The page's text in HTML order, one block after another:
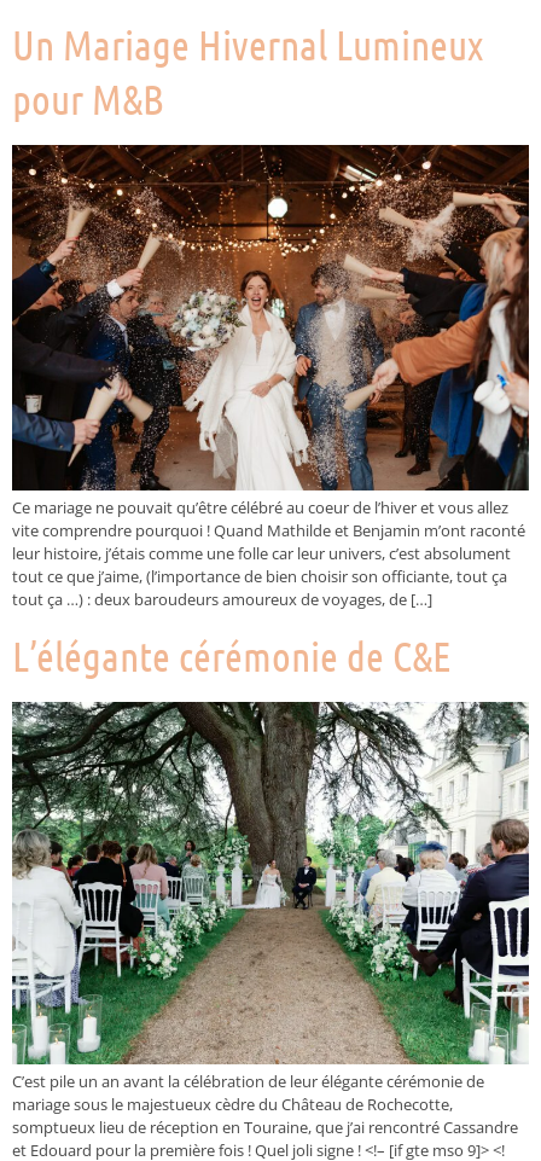
Un Mariage Hivernal Lumineux
pour M&B
Ce mariage ne pouvait qu’être célébré au coeur de l’hiver et vous allez
vite comprendre pourquoi ! Quand Mathilde et Benjamin m’ont raconté
leur histoire, j’étais comme une folle car leur univers, c’est absolument
tout ce que j’aime, (l’importance de bien choisir son officiante, tout ça
tout ça …) : deux baroudeurs amoureux de voyages, de […]
L’élégante cérémonie de C&E
C’est pile un an avant la célébration de leur élégante cérémonie de
mariage sous le majestueux cèdre du Château de Rochecotte,
somptueux lieu de réception en Touraine, que j’ai rencontré Cassandre
et Edouard pour la première fois ! Quel joli signe ! <!– [if gte mso 9]> <!